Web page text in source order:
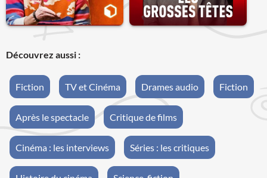
Découvrez aussi :
Fiction TV et Cinéma Drames audio Fiction
Après le spectacle Critique de films
Cinéma : les interviews Séries : les critiques